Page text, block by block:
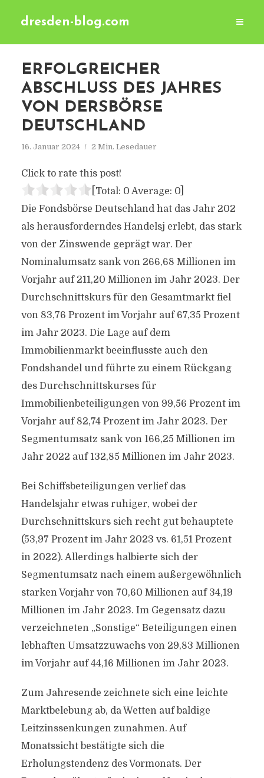
dresden-blog.com
ERFOLGREICHER
ABSCHLUSS DES JAHRES
VON DERSBÖRSE
DEUTSCHLAND
16. Januar 2024 2 Min. Lesedauer
Click to rate this post!
[Total: 0 Average: 0]
Die Fondsbörse Deutschland hat das Jahr 202
als herausforderndes Handelsj erlebt, das stark
von der Zinswende geprägt war. Der
Nominalumsatz sank von 266,68 Millionen im
Vorjahr auf 211,20 Millionen im Jahr 2023. Der
Durchschnittskurs für den Gesamtmarkt fiel
von 83,76 Prozent im Vorjahr auf 67,35 Prozent
im Jahr 2023. Die Lage auf dem
Immobilienmarkt beeinflusste auch den
Fondshandel und führte zu einem Rückgang
des Durchschnittskurses für
Immobilienbeteiligungen von 99,56 Prozent im
Vorjahr auf 82,74 Prozent im Jahr 2023. Der
Segmentumsatz sank von 166,25 Millionen im
Jahr 2022 auf 132,85 Millionen im Jahr 2023.
Bei Schiffsbeteiligungen verlief das
Handelsjahr etwas ruhiger, wobei der
Durchschnittskurs sich recht gut behauptete
(53,97 Prozent im Jahr 2023 vs. 61,51 Prozent
in 2022). Allerdings halbierte sich der
Segmentumsatz nach einem außergewöhnlich
starken Vorjahr von 70,60 Millionen auf 34,19
Millionen im Jahr 2023. Im Gegensatz dazu
verzeichneten „Sonstige“ Beteiligungen einen
lebhaften Umsatzzuwachs von 29,83 Millionen
im Vorjahr auf 44,16 Millionen im Jahr 2023.
Zum Jahresende zeichnete sich eine leichte
Marktbelebung ab, da Wetten auf baldige
Leitzinssenkungen zunahmen. Auf
Monatssicht bestätigte sich die
Erholungstendenz des Vormonats. Der